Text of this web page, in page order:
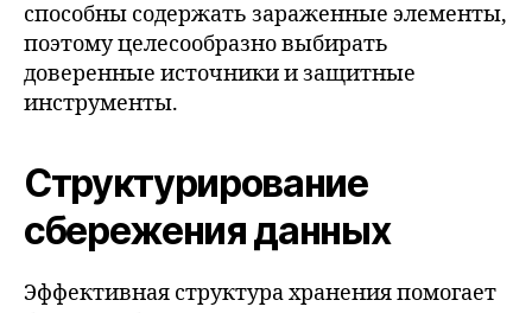
способны содержать зараженные элементы,
поэтому целесообразно выбирать
доверенные источники и защитные
инструменты.
Структурирование
сбережения данных
Эффективная структура хранения помогает